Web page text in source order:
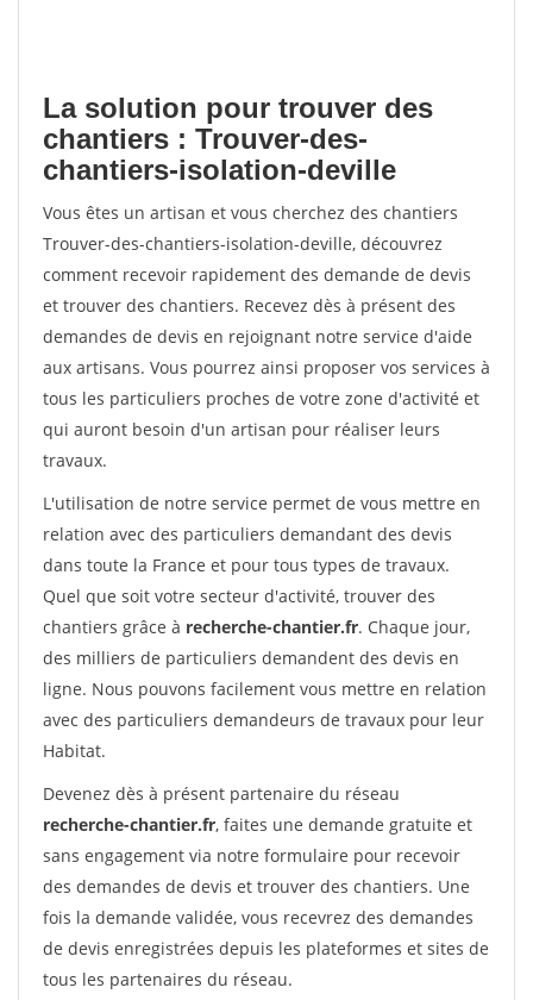
La solution pour trouver des
chantiers : Trouver-des-
chantiers-isolation-deville
Vous êtes un artisan et vous cherchez des chantiers
Trouver-des-chantiers-isolation-deville, découvrez
comment recevoir rapidement des demande de devis
et trouver des chantiers. Recevez dès à présent des
demandes de devis en rejoignant notre service d'aide
aux artisans. Vous pourrez ainsi proposer vos services à
tous les particuliers proches de votre zone d'activité et
qui auront besoin d'un artisan pour réaliser leurs
travaux.
L'utilisation de notre service permet de vous mettre en
relation avec des particuliers demandant des devis
dans toute la France et pour tous types de travaux.
Quel que soit votre secteur d'activité, trouver des
chantiers grâce à recherche-chantier.fr. Chaque jour,
des milliers de particuliers demandent des devis en
ligne. Nous pouvons facilement vous mettre en relation
avec des particuliers demandeurs de travaux pour leur
Habitat.
Devenez dès à présent partenaire du réseau
recherche-chantier.fr, faites une demande gratuite et
sans engagement via notre formulaire pour recevoir
des demandes de devis et trouver des chantiers. Une
fois la demande validée, vous recevrez des demandes
de devis enregistrées depuis les plateformes et sites de
tous les partenaires du réseau.